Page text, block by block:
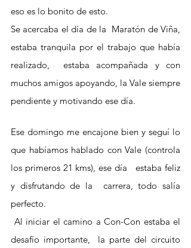
eso es lo bonito de esto.
Se acercaba el día de la  Maratón de Viña,
estaba tranquila por el trabajo que había
realizado,  estaba acompañada y con
muchos amigos apoyando, la Vale siempre
pendiente y motivando ese día.
Ese domingo me encajone bien y seguí lo
que habíamos hablado con Vale (controla
los primeros 21 kms), ese día   estaba feliz
y disfrutando de la  carrera, todo salía
perfecto.
desafío importante,  la parte del circuito